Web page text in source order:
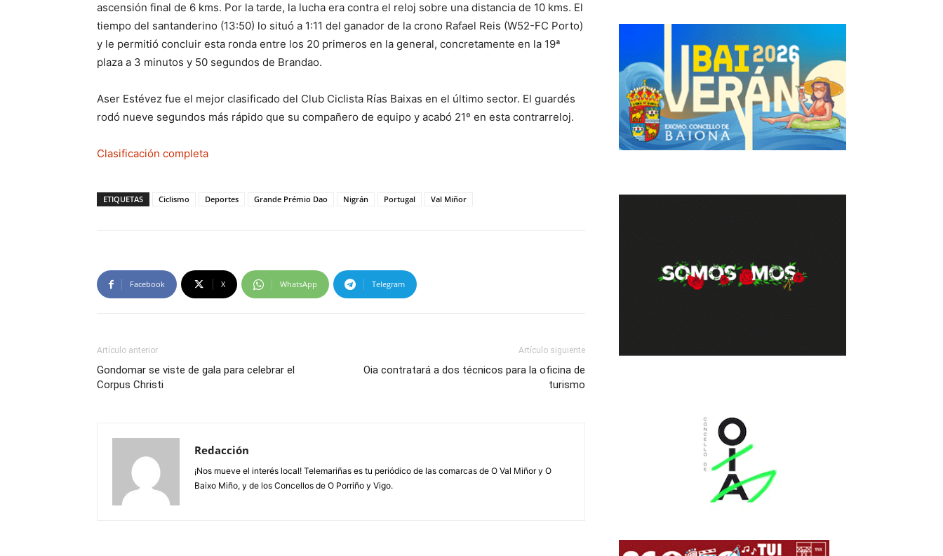
ascensión final de 6 kms. Por la tarde, la lucha era contra el reloj sobre una distancia de 10 kms. El
tiempo del santanderino (13:50) lo situó a 1:11 del ganador de la crono Rafael Reis (W52-FC Porto)
y le permitió concluir esta ronda entre los 20 primeros en la general, concretamente en la 19ª
plaza a 3 minutos y 50 segundos de Brandao.
Aser Estévez fue el mejor clasificado del Club Ciclista Rías Baixas en el último sector. El guardés
rodó nueve segundos más rápido que su compañero de equipo y acabó 21º en esta contrarreloj.
Clasificación completa
ETIQUETAS Ciclismo Deportes Grande Prémio Dao Nigrán Portugal Val Miñor
Facebook X WhatsApp Telegram
Artículo anterior
Gondomar se viste de gala para celebrar el
Corpus Christi
Artículo siguiente
Oia contratará a dos técnicos para la oficina de
turismo
Redacción
¡Nos mueve el interés local! Telemariñas es tu periódico de las comarcas de O Val Miñor y O
Baixo Miño, y de los Concellos de O Porriño y Vigo.